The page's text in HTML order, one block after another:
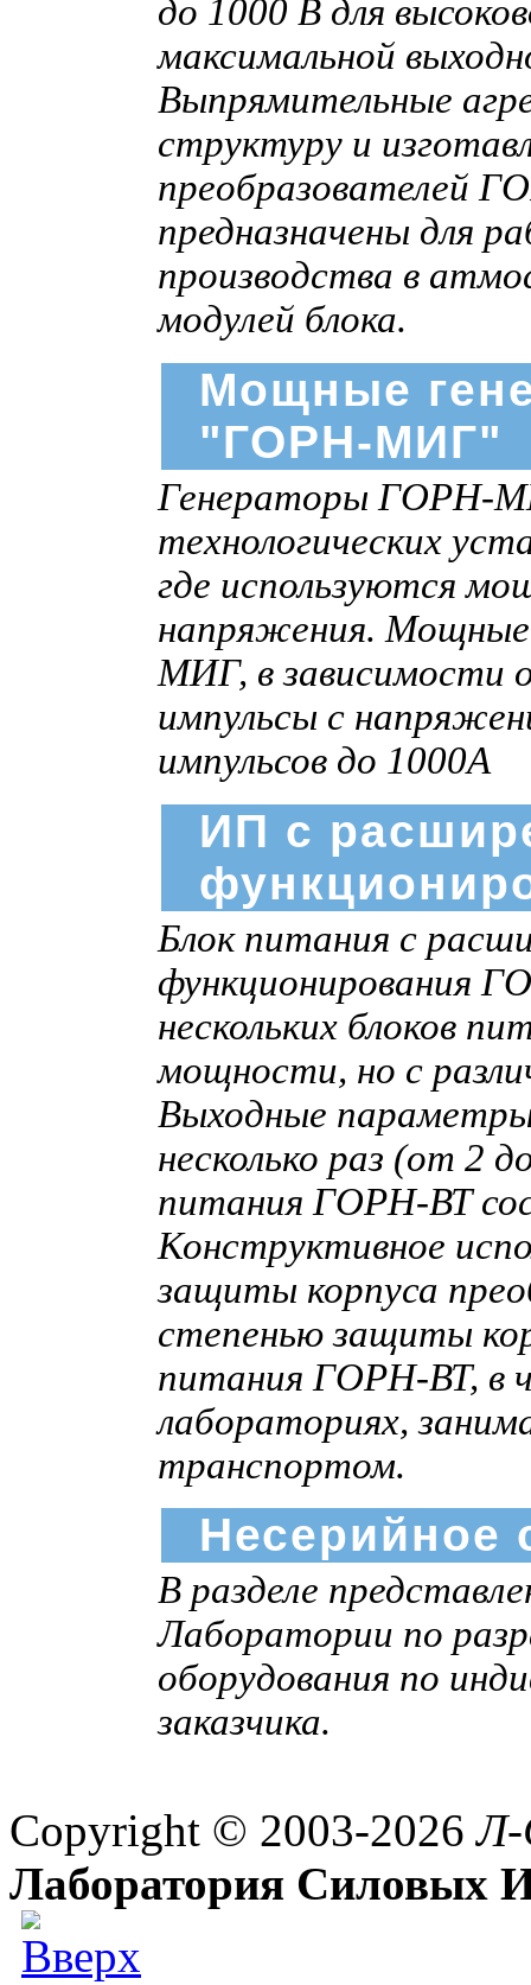
до 1000 В для
максимальной
Выпрямительные
структуру и
преобразователей
предназначены для
производства в
модулей блока.
Мощные
"ГОРН-МИГ"
Генераторы ГОРН-
технологических
где используются
напряжения.
МИГ, в зависимости
импульсы c
импульсов до 1000А
ИП с
Блок питания с
функционирования
нескольких блоков
мощности, но с
Выходные
несколько раз (от 2
питания ГОРН-ВТ
Конструктивное
защиты корпуса
степенью защиты
питания ГОРН-ВТ, в
лабораториях,
транспортом.
Несерийное
В разделе
Лаборатории по
оборудования по
заказчика.
Copyright © 2003-2026
Лаборатория Силовых